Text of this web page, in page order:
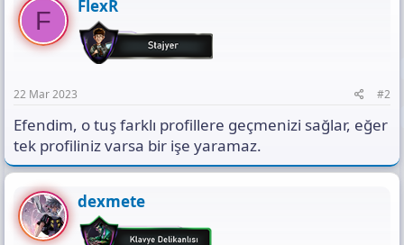
F FlexR
22 Mar 2023 #2
Efendim, o tuş farklı profillere geçmenizi sağlar, eğer
tek profiliniz varsa bir işe yaramaz.
dexmete